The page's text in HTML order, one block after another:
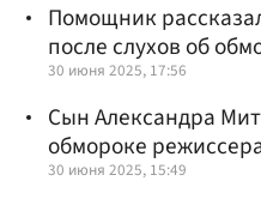
Помощник
после слухов об
30 июня 2025, 17:56
Сын Александра
обмороке
30 июня 2025, 15:49